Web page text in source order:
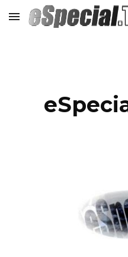
Skip to main content